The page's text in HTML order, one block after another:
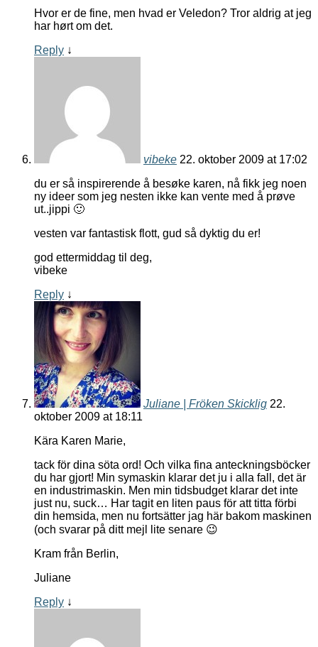
Hvor er de fine, men hvad er Veledon? Tror aldrig at jeg
har hørt om det.
Reply ↓
vibeke 22. oktober 2009 at 17:02
du er så inspirerende å besøke karen, nå fikk jeg noen
ny ideer som jeg nesten ikke kan vente med å prøve
ut..jippi 🙂
vesten var fantastisk flott, gud så dyktig du er!
god ettermiddag til deg,
vibeke
Reply ↓
Juliane | Fröken Skicklig 22.
oktober 2009 at 18:11
Kära Karen Marie,
tack för dina söta ord! Och vilka fina anteckningsböcker
du har gjort! Min symaskin klarar det ju i alla fall, det är
en industrimaskin. Men min tidsbudget klarar det inte
just nu, suck… Har tagit en liten paus för att titta förbi
din hemsida, men nu fortsätter jag här bakom maskinen
(och svarar på ditt mejl lite senare 😉
Kram från Berlin,
Juliane
Reply ↓